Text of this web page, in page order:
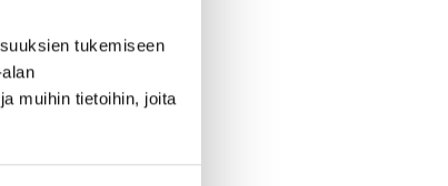
tukemiseen
muihin tietoihin, joita